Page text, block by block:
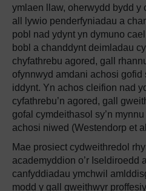
ymlaen llaw, oherwydd bydd y
all lywio penderfyniadau a
pobl nad ydynt yn dymuno
bobl a chanddynt deimladau
chyfathrebu agored, gall
ofynnwyd amdani achosi gofid
iddynt. Yn achos cleifion nad
cyfathrebu’n agored, gall
gofal cymdeithasol sy’n
achosi niwed (Westendorp et
Mae prosiect cydweithredol
academyddion o’r Iseldiroedd
canfyddiadau ymchwil
modd y gall gweithwyr